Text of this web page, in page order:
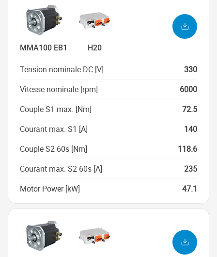
MMA100 EB1 H20
Tension nominale DC [V]
330
Vitesse nominale [rpm]
6000
Couple S1 max. [Nm]
72.5
Courant max. S1 [A]
140
Couple S2 60s [Nm]
118.6
Courant max. S2 60s [A]
235
Motor Power [kW]
47.1